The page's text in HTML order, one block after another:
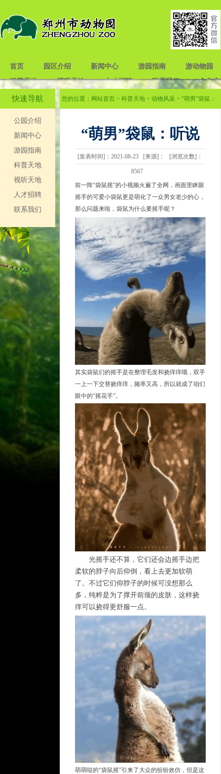
首页 园区介绍 新闻中心 游园指南
游动物园
科普天地
视听天地 人才招聘 联系我们 合作
快速导航
公园介绍
新闻中心
游园指南
科普天地
视听天地
人才招聘
联系我们
您的位置： 网站首页> 科普天地> 动物风采> “萌男”袋鼠：
“萌男”袋鼠：听说
你们觉得我摇手可
爱？
[发表时间]：2021-08-23 [来源]： [浏览次数]：
8567
前一阵“袋鼠摇”的小视频火遍了全网，画面里眯眼
摇手的可爱小袋鼠更是萌化了一众男女老少的心，
那么问题来啦，袋鼠为什么要摇手呢？
其实袋鼠们的摇手是在整理毛发和挠痒痒哦，双手
一上一下交替挠痒痒，频率又高，所以就成了咱们
眼中的“摇花手”。
光摇手还不算，它们还会边摇手边把
柔软的脖子向后仰倒，看上去更加软萌
了。不过它们仰脖子的时候可没想那么
多，纯粹是为了撑开前颈的皮肤，这样挠
痒可以挠得更舒服一点。
萌萌哒的“袋鼠摇”引来了大众的纷纷效仿，但是这